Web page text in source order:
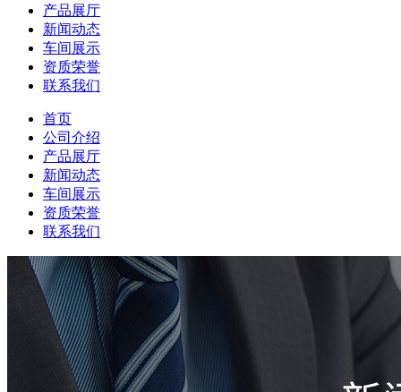
产品展厅
新闻动态
车间展示
资质荣誉
联系我们
首页
公司介绍
产品展厅
新闻动态
车间展示
资质荣誉
联系我们